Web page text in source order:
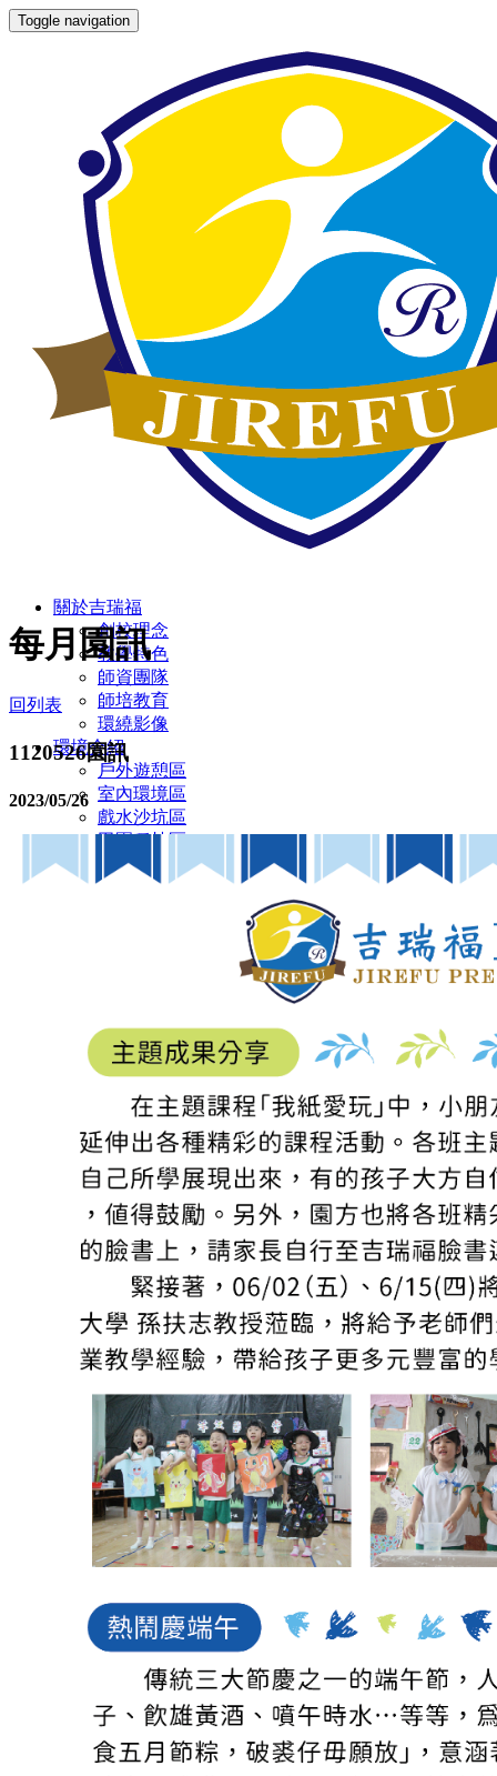
Toggle navigation
關於吉瑞福
創校理念
教學特色
師資團隊
師培教育
環繞影像
環境介紹
戶外遊憩區
室內環境區
戲水沙坑區
田園種植區
彩虹蝴蝶園
多元教室環境
無障礙設施/定期環境消毒
防震防災宣導
交通安全教育
節慶文化活動
菁英課輔
菁英美語
數學領域
私中衝刺
寒夏令營
作息&餐點表
每日作息表
每月餐點表
每月行事曆
校園花絮
年度活動
班級相簿
活動影片
幸福交流道
每月園訊
吉瑞福幸福站
吉瑞福幼兒園臉書專頁
吉瑞福教育機構臉書專頁
吉瑞福幸福交流道
招生資訊
預約參觀
聯絡我們
校園資料
每月園訊
回列表
1120526園訊
2023/05/26